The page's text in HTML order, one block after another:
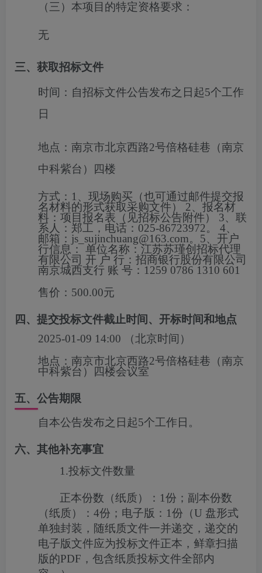
（三）本项目的特定资格要求：
无
三、获取招标文件
时间： 自招标文件公告发布之日起5个工作
日
地点： 南京市北京西路2号倍格硅巷（南京
中科紫台）四楼
方式： 1、现场购买（也可通过邮件提交报
名材料的形式获取采购文件） 2、报名材
料：项目报名表（见招标公告附件） 3、联
系人：郑工，电话：025-86723972。 4、
邮箱：js_sujinchuang@163.com。5、开户
行信息： 单位名称：江苏苏瑾创招标代理
有限公司 开 户 行：招商银行股份有限公司
南京城西支行 账 号：1259 0786 1310 601
售价： 500.00元
四、提交投标文件截止时间、开标时间和地点
2025-01-09 14:00 （北京时间）
地点： 南京市北京西路2号倍格硅巷（南京
中科紫台）四楼会议室
五、公告期限
自本公告发布之日起5个工作日。
六、其他补充事宜
1.投标文件数量
正本份数（纸质）： 1份；副本份数
（纸质）： 4份；电子版： 1份（U 盘形式
单独封装，随纸质文件一并递交，递交的
电子版文件应为投标文件正本，鲜章扫描
版的PDF ，包含纸质投标文件全部内